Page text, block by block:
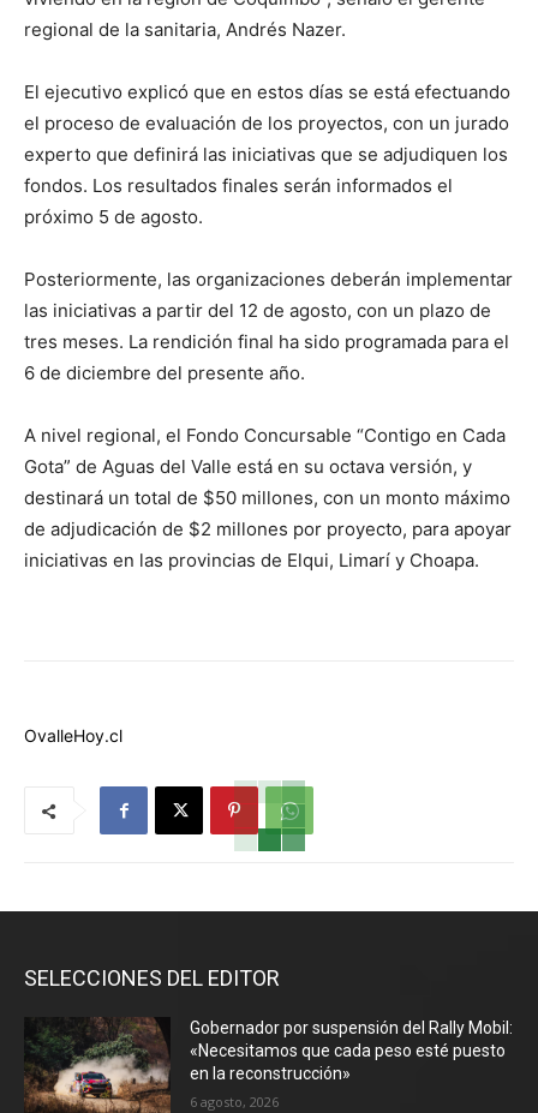
regional de la sanitaria, Andrés Nazer.
El ejecutivo explicó que en estos días se está efectuando
el proceso de evaluación de los proyectos, con un jurado
experto que definirá las iniciativas que se adjudiquen los
fondos. Los resultados finales serán informados el
próximo 5 de agosto.
Posteriormente, las organizaciones deberán implementar
las iniciativas a partir del 12 de agosto, con un plazo de
tres meses. La rendición final ha sido programada para el
6 de diciembre del presente año.
A nivel regional, el Fondo Concursable “Contigo en Cada
Gota” de Aguas del Valle está en su octava versión, y
destinará un total de $50 millones, con un monto máximo
de adjudicación de $2 millones por proyecto, para apoyar
iniciativas en las provincias de Elqui, Limarí y Choapa.
OvalleHoy.cl
SELECCIONES DEL EDITOR
Gobernador por suspensión del Rally Mobil:
«Necesitamos que cada peso esté puesto
en la reconstrucción»
6 agosto, 2026